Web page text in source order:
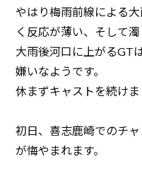
やはり梅雨前線による
く反応が薄い、そして濁
大雨後河口に上がるGT
嫌いなようです。
休まずキャストを続け
初日、喜志鹿崎でのチ
が悔やまれます。